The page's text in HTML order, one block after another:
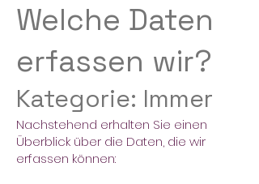
Welche Daten
erfassen wir?
Kategorie: Immer
Nachstehend erhalten Sie einen
Überblick über die Daten, die wir
erfassen können: